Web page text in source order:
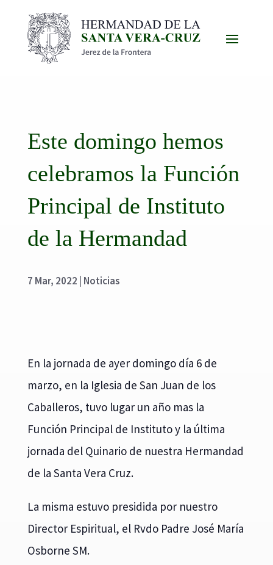
Este domingo hemos
celebramos la Función
Principal de Instituto
de la Hermandad
7 Mar, 2022 Noticias
En la jornada de ayer domingo día 6 de
marzo, en la Iglesia de San Juan de los
Caballeros, tuvo lugar un año mas la
Función Principal de Instituto y la última
jornada del Quinario de nuestra Hermandad
de la Santa Vera Cruz.
La misma estuvo presidida por nuestro
Director Espiritual, el Rvdo Padre José María
Osborne SM.